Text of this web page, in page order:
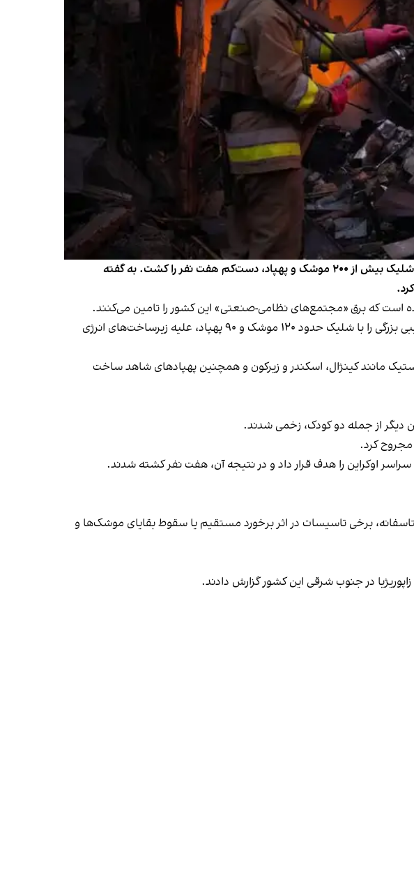
روسیه روز یک‌شنبه ۲۷ آبان بزرگ‌ترین موج حملات هوایی خود به اوکراین در سه ماه اخیر را انجام داد و با شلیک بیش از ۲۰۰ موشک و پهپاد، دست‌کم هفت نفر را کشت. به گفته
است که برق «مجتمع‌های نظامی-صنعتی» این کشور را تامین می‌کنند.
ولودیمیر زلنسکی، رییس‌جمهوری اوکراین هم گفت که روسیه شامگاه شنبه و صبح یک‌شنبه، حمله ترکیبی بزرگی را با شلیک حدود ۱۲۰ موشک و ۹۰ پهپاد، علیه زیرساخت‌های انرژی
مانند کینژال، اسکندر و زیرکون و همچنین پهپادهای شاهد ساخت
دیگر از جمله دو کودک، زخمی شدند.
کرد.
برخی تاسیسات در اثر برخورد مستقیم یا سقوط بقایای موشک‌ها و
در جنوب شرقی این کشور گزارش دادند.